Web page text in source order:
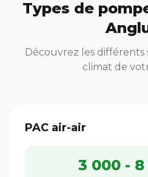
Types de
Découvrez les différents
climat de
PAC air-air
3 000 -